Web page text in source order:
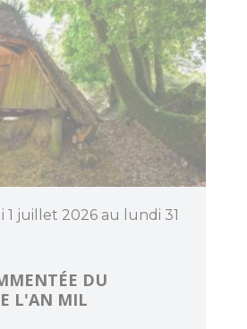
BOUGER
Randonnée, trail,
VTT, balade à
1 juillet 2026 au lundi 31
DU
L'AN MIL